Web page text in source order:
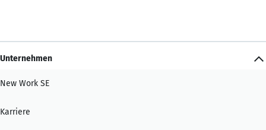
Unternehmen
New Work SE
Karriere